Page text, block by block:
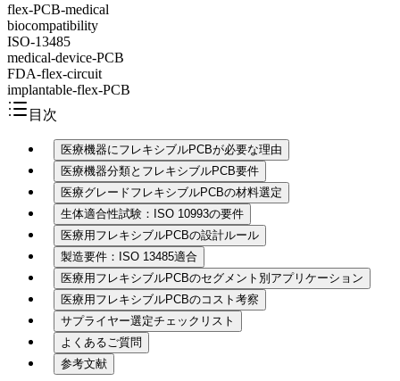
flex-PCB-medical
biocompatibility
ISO-13485
medical-device-PCB
FDA-flex-circuit
implantable-flex-PCB
目次
医療機器にフレキシブルPCBが必要な理由
医療機器分類とフレキシブルPCB要件
医療グレードフレキシブルPCBの材料選定
生体適合性試験：ISO 10993の要件
医療用フレキシブルPCBの設計ルール
製造要件：ISO 13485適合
医療用フレキシブルPCBのセグメント別アプリケーション
医療用フレキシブルPCBのコスト考察
サプライヤー選定チェックリスト
よくあるご質問
参考文献